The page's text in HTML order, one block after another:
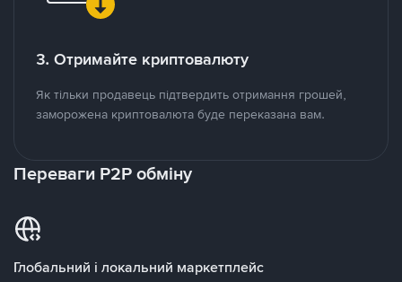
3. Отримайте криптовалюту
Як тільки продавець підтвердить отримання грошей,
заморожена криптовалюта буде переказана вам.
Переваги P2P обміну
Глобальний і локальний маркетплейс